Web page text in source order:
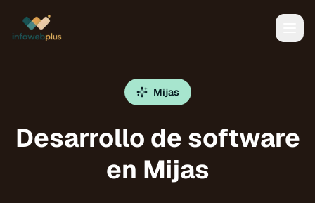
Mijas
Desarrollo de software
en Mijas